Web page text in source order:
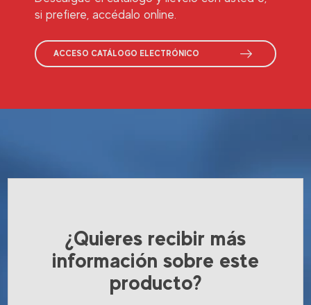
si prefiere, accédalo online.
ACCESO CATÁLOGO ELECTRÓNICO
¿Quieres recibir más
información sobre este
producto?